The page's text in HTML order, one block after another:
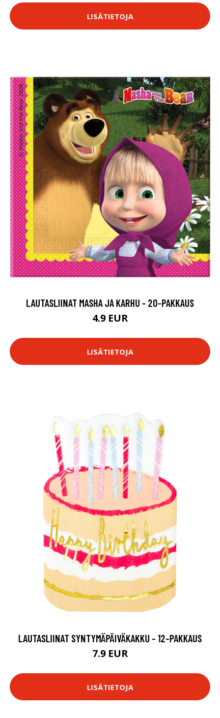
LISÄTIETOJA
LAUTASLIINAT MASHA JA KARHU - 20-PAKKAUS
4.9 EUR
LISÄTIETOJA
LAUTASLIINAT SYNTYMÄPÄIVÄKAKKU - 12-PAKKAUS
7.9 EUR
LISÄTIETOJA